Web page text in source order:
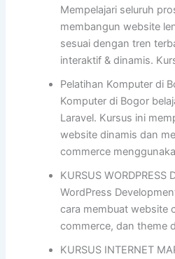
Mempelajari seluruh
membangun website
sesuai dengan tren
interaktif & dinamis.
Pelatihan Komputer di
Komputer di Bogor
Laravel. Kursus ini
website dinamis dan
commerce
KURSUS WORDPRESS
WordPress
cara membuat website
commerce, dan theme
KURSUS INTERNET